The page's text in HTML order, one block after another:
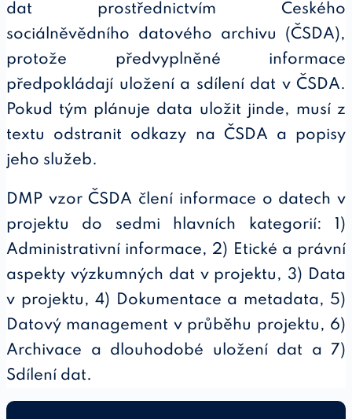
dat prostřednictvím Českého
sociálněvědního datového archivu (ČSDA),
protože předvyplněné informace
předpokládají uložení a sdílení dat v ČSDA.
Pokud tým plánuje data uložit jinde, musí z
textu odstranit odkazy na ČSDA a popisy
jeho služeb.
DMP vzor ČSDA člení informace o datech v
projektu do sedmi hlavních kategorií: 1)
Administrativní informace, 2) Etické a právní
aspekty výzkumných dat v projektu, 3) Data
v projektu, 4) Dokumentace a metadata, 5)
Datový management v průběhu projektu, 6)
Archivace a dlouhodobé uložení dat a 7)
Sdílení dat.